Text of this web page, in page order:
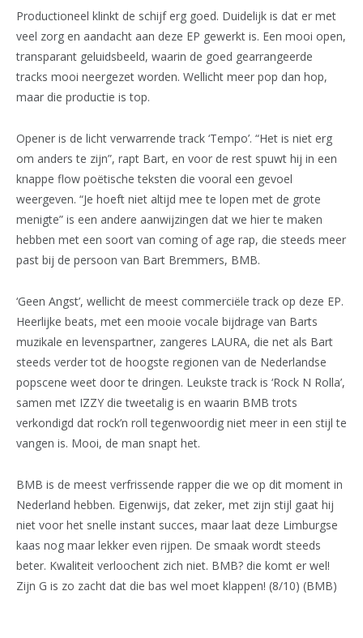
Productioneel klinkt de schijf erg goed. Duidelijk is dat er met
veel zorg en aandacht aan deze EP gewerkt is. Een mooi open,
transparant geluidsbeeld, waarin de goed gearrangeerde
tracks mooi neergezet worden. Wellicht meer pop dan hop,
maar die productie is top.
Opener is de licht verwarrende track ‘Tempo’. “Het is niet erg
om anders te zijn”, rapt Bart, en voor de rest spuwt hij in een
knappe flow poëtische teksten die vooral een gevoel
weergeven. “Je hoeft niet altijd mee te lopen met de grote
menigte” is een andere aanwijzingen dat we hier te maken
hebben met een soort van coming of age rap, die steeds meer
past bij de persoon van Bart Bremmers, BMB.
‘Geen Angst’, wellicht de meest commerciële track op deze EP.
Heerlijke beats, met een mooie vocale bijdrage van Barts
muzikale en levenspartner, zangeres LAURA, die net als Bart
steeds verder tot de hoogste regionen van de Nederlandse
popscene weet door te dringen. Leukste track is ‘Rock N Rolla’,
samen met IZZY die tweetalig is en waarin BMB trots
verkondigd dat rock’n roll tegenwoordig niet meer in een stijl te
vangen is. Mooi, de man snapt het.
BMB is de meest verfrissende rapper die we op dit moment in
Nederland hebben. Eigenwijs, dat zeker, met zijn stijl gaat hij
niet voor het snelle instant succes, maar laat deze Limburgse
kaas nog maar lekker even rijpen. De smaak wordt steeds
beter. Kwaliteit verloochent zich niet. BMB? die komt er wel!
Zijn G is zo zacht dat die bas wel moet klappen! (8/10) (BMB)